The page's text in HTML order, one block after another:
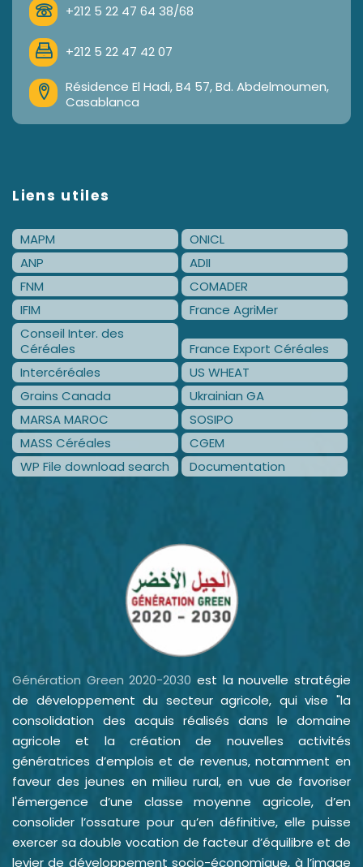
+212 5 22 47 64 38/68
+212 5 22 47 42 07
Résidence El Hadi, B4 57, Bd. Abdelmoumen,
Casablanca
Liens utiles
MAPM
ONICL
ANP
ADII
FNM
COMADER
IFIM
France AgriMer
Conseil Inter. des
Céréales
France Export Céréales
Intercéréales
US WHEAT
Grains Canada
Ukrainian GA
MARSA MAROC
SOSIPO
MASS Céréales
CGEM
WP File download search
Documentation
Génération Green 2020-2030 est la nouvelle stratégie
de développement du secteur agricole, qui vise "la
consolidation des acquis réalisés dans le domaine
agricole et la création de nouvelles activités
génératrices d’emplois et de revenus, notamment en
faveur des jeunes en milieu rural, en vue de favoriser
l'émergence d’une classe moyenne agricole, d’en
consolider l’ossature pour qu’en définitive, elle puisse
exercer sa double vocation de facteur d’équilibre et de
levier de développement socio-économique, à l’image